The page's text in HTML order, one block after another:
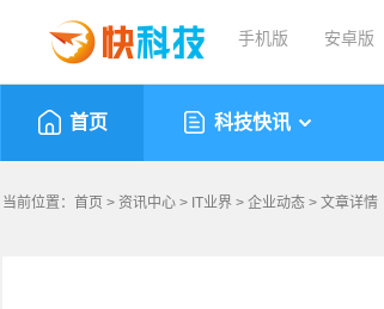
手机版 安卓版
首页 科技快讯
当前位置： 首页 > 资讯中心 > IT业界 > 企业动态 > 文章详情